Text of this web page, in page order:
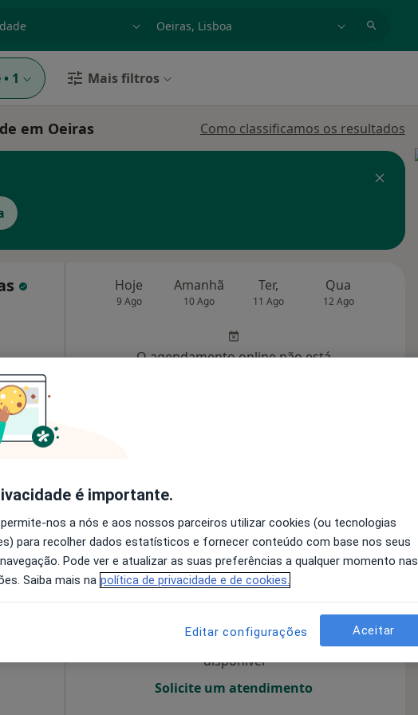
• 1 Mais filtros
em Oeiras Como classificamos os resultados
60 €
Hoje
9 Ago
Amanhã
10 Ago
Ter,
11 Ago
Qua
12 Ago
O agendamento online não está
Hoje
9 Ago
Amanhã
10 Ago
Ter,
11 Ago
Qua Qui,
O agendamento online não está
disponível
Solicite um atendimento
é importante.
nos a nós e aos nossos parceiros utilizar cookies (ou tecnologias
para recolher dados estatísticos e fornecer conteúdo com base nos seus
Pode ver e atualizar as suas preferências a qualquer momento nas
Saiba mais na política de privacidade e de cookies.
Editar configurações Aceitar